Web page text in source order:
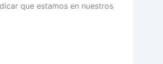
que estamos en nuestros